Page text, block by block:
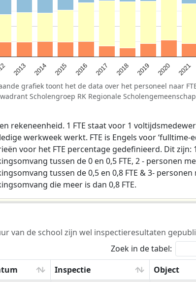
2013 2014 2015 2016 2017 2018 2019 2020 2021
grafiek toont het de data over het personeel naar
Scholengroep RK Regionale Scholengemeenschap
rekeneenheid. 1 FTE staat voor 1
werkweek werkt. FTE is Engels voor ‘fulltime-
voor het FTE percentage gedefinieerd. Dit zijn:
tussen de 0 en 0,5 FTE, 2 - personen
tussen de 0,5 en 0,8 FTE & 3- personen
die meer is dan 0,8 FTE.
van de school zijn wel inspectieresultaten
Zoek in de tabel:
Inspectie
Object